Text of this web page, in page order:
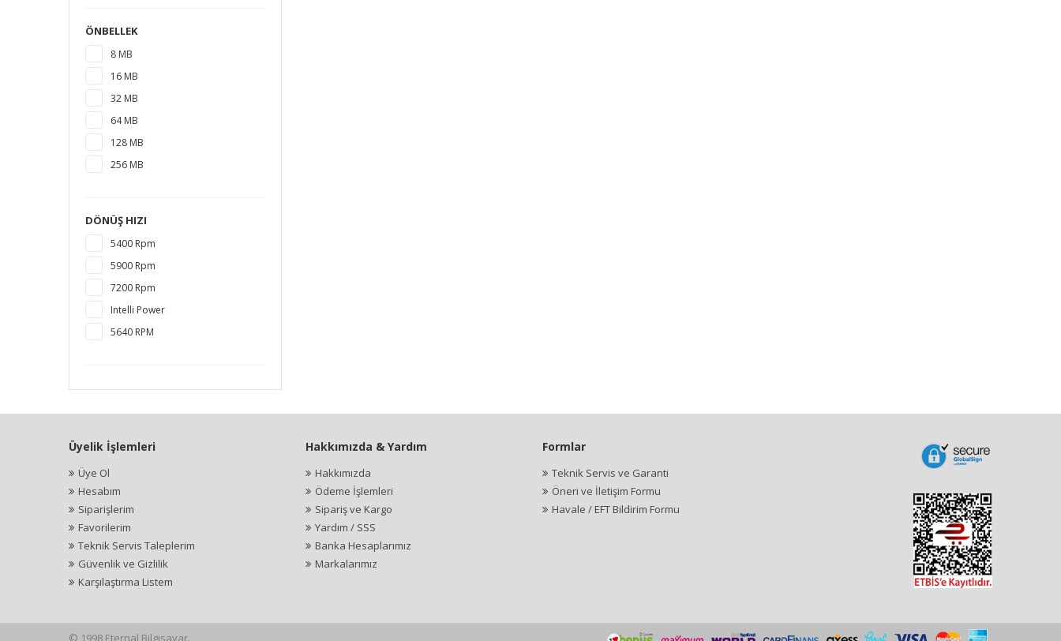
18 TB
16 TB
20 TB
ÖNBELLEK
8 MB
16 MB
32 MB
64 MB
128 MB
256 MB
DÖNÜŞ HIZI
5400 Rpm
5900 Rpm
7200 Rpm
Intelli Power
5640 RPM
Üyelik İşlemleri
Üye Ol
Hesabım
Siparişlerim
Favorilerim
Teknik Servis Taleplerim
Güvenlik ve Gizlilik
Karşılaştırma Listem
Hakkımızda & Yardım
Hakkımızda
Ödeme İşlemleri
Sipariş ve Kargo
Yardım / SSS
Banka Hesaplarımız
Markalarımız
Formlar
Teknik Servis ve Garanti
Öneri ve İletişim Formu
Havale / EFT Bildirim Formu
© 1998 Eternal Bilgisayar.